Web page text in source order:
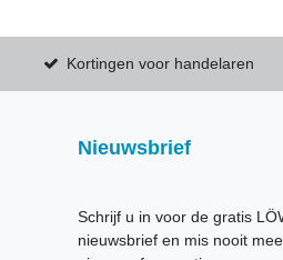
Kortingen voor handelaren
Nieuwsbrief
Schrijf u in voor de gratis
nieuwsbrief en mis nooit